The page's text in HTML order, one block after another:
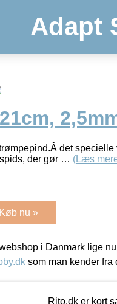
Adapt
det
spids, der gør … (Læs
Køb nu »
i Danmark lige
som man kender fra
Rito.dk er kort